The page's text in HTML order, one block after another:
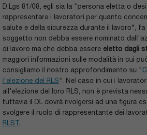
D.Lgs 81/08, egli sia la "persona eletta o
rappresentare i lavoratori per quanto
salute e della sicurezza durante il lavoro",
soggetto non debba essere nominato
di lavoro ma che debba essere eletto dagli
maggiori informazioni sulle modalità in cui
consigliamo il nostro approfondimento su "
l'elezione del RLS". Nel caso in cui i
all'elezione del loro RLS, non è prevista
tuttavia il DL dovrà rivolgersi ad una figura
svolgere il ruolo di rappresentante dei
RLST.